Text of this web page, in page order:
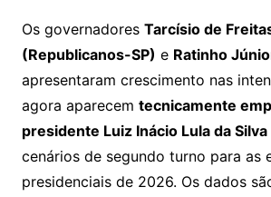
at
s
A
p
p
c
e
b
o
o
k
itt
er
ai
l
Os governadores Tarcísio de
(Republicanos-SP) e Ratinho
apresentaram crescimento nas
agora aparecem tecnicamente
presidente Luiz Inácio Lula da Silva
cenários de segundo turno para as
presidenciais de 2026. Os dados